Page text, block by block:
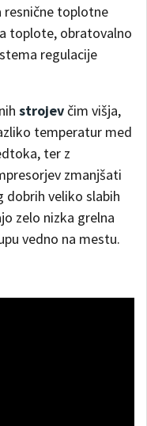
resnične toplotne
toplote, obratovalno
regulacije
strojevčim višja,
temperatur med
ter z
zmanjšati
dobrih veliko slabih
zelo nizka grelna
vedno na mestu.